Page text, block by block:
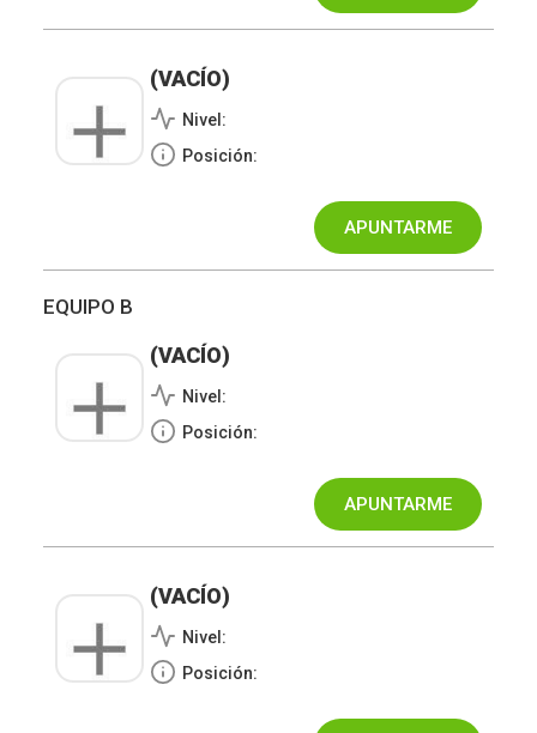
(VACÍO)
Nivel:
Posición:
EQUIPO B
(VACÍO)
Nivel:
Posición:
(VACÍO)
Nivel:
Posición: